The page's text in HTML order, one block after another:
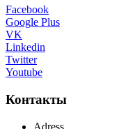
Facebook
Google Plus
VK
Linkedin
Twitter
Youtube
Контакты
Adress